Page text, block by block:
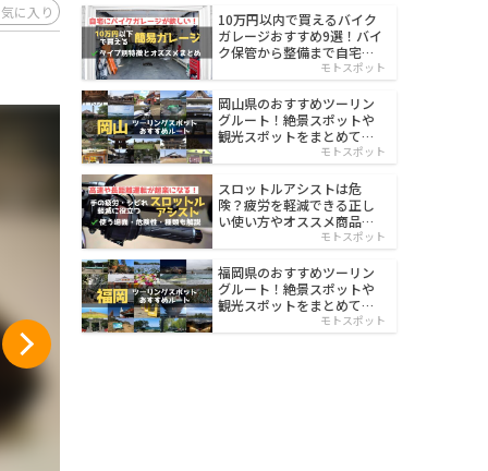
に入り
10万円以内で買えるバイク
ガレージおすすめ9選！バイ
ク保管から整備まで自宅で
モトスポット
岡山県のおすすめツーリン
グルート！絶景スポットや
観光スポットをまとめて紹
モトスポット
スロットルアシストは危
険？疲労を軽減できる正し
い使い方やオススメ商品を
モトスポット
福岡県のおすすめツーリン
グルート！絶景スポットや
観光スポットをまとめて紹
モトスポット